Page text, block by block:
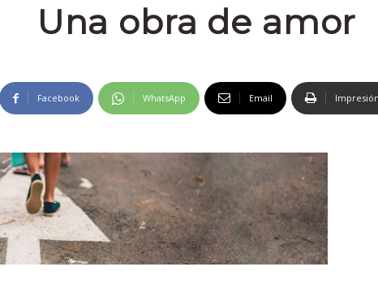
Una obra de amor
Facebook WhatsApp Email Impresión